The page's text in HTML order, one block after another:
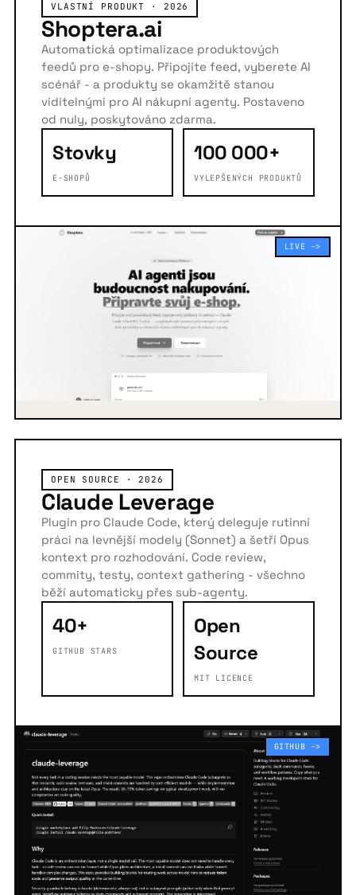
VLASTNÍ PRODUKT · 2026
Shoptera.ai
Automatická optimalizace produktových
feedů pro e-shopy. Připojíte feed, vyberete AI
scénář - a produkty se okamžitě stanou
viditelnými pro AI nákupní agenty. Postaveno
od nuly, poskytováno zdarma.
Stovky
E-SHOPŮ
100 000+
VYLEPŠENÝCH PRODUKTŮ
LIVE ->
OPEN SOURCE · 2026
Claude Leverage
Plugin pro Claude Code, který deleguje rutinní
práci na levnější modely (Sonnet) a šetří Opus
kontext pro rozhodování. Code review,
commity, testy, context gathering - všechno
běží automaticky přes sub-agenty.
40+
GITHUB STARS
Open
Source
MIT LICENCE
GITHUB ->